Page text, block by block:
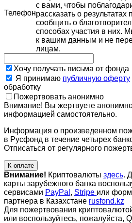
Телефон
с вами, чтобы
рассказать о
сообщить о
способах участия в них.
к вашим данным и не
лицам.
Хочу получать письма от фонда
Я принимаю публичную оферту
обработку
Пожертвовать анонимно
Внимание! Вы жертвуете
информацией самостоятельно.
Информация о произведенном
в Русфонд в течение четырех
Отписаться от регулярного
К оплате
Внимание! Криптовалюты здесь.
карты зарубежного банка
сервисами PayPal , Stripe или
партнера в Казахстане rusfond.kz
Для пожертвования
или воспользуйтесь, пожалуйста,